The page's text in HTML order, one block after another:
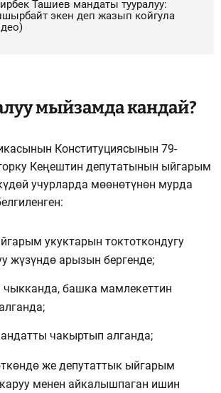
Ташиев мандаты тууралуу:
экен деп жазып койгула
мыйзамда кандай?
Конституциясынын 79-
Кеңештин депутатынын ыйгарым
учурларда мөөнөтүнөн мурда
укуктарын токтоткондугу
жүзүндө арызын бергенде;
башка мамлекеттин
чакыртып алганда;
же депутаттык ыйгарым
менен айкалышпаган ишин